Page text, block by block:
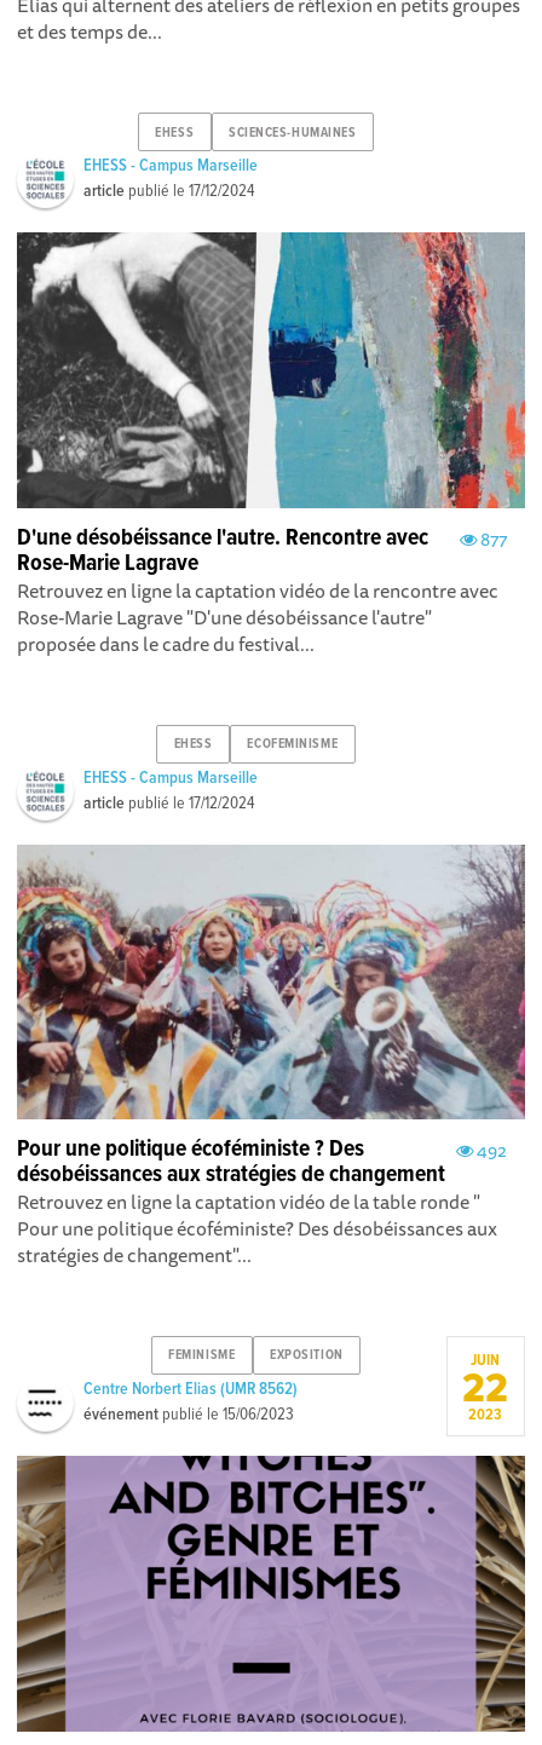
et des temps de...
EHESS SCIENCES-HUMAINES
EHESS - Campus Marseille
article publié le17/12/2024
877
D'une désobéissance l'autre. Rencontre avec
Rose-Marie Lagrave
Retrouvez en ligne la captation vidéo de la rencontre avec
Rose-Marie Lagrave "D'une désobéissance l'autre"
proposée dans le cadre du festival...
EHESS ECOFEMINISME
EHESS - Campus Marseille
article publié le17/12/2024
492
Pour une politique écoféministe ? Des
désobéissances aux stratégies de changement
Retrouvez en ligne la captation vidéo de la table ronde "
Pour une politique écoféministe? Des désobéissances aux
stratégies de changement "...
FEMINISME EXPOSITION
Centre Norbert Elias (UMR 8562)
événement publié le15/06/2023
JUIN
22
2023